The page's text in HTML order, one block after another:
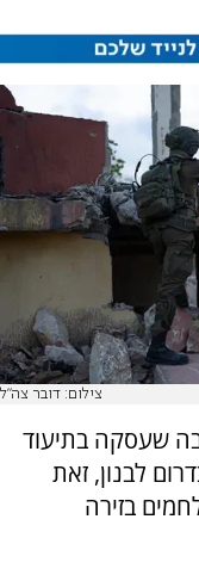
צילום: דובר צה"ל
הכתבה שעסקה בתיעוד
לבנון, זאת
בזירה